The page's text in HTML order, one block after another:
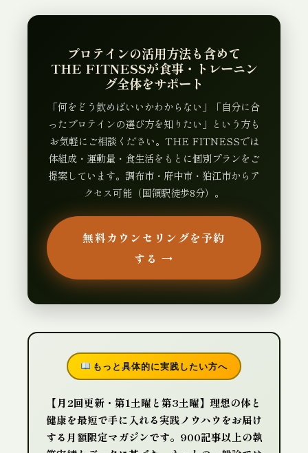
プロテインの活用方法も含めて
THE FITNESSが食事・トレーニン
グ全体をサポート
「何をどう飲めばいいかわからない」「自分に合
ったプロテインの選び方を知りたい」という方も
お気軽にご相談ください。THE FITNESSでは
体組成・運動量・食生活をもとに個別プランをご
提案しています。調布市・府中市・狛江市からア
クセス可能（国領駅徒歩8分）。
無料カウンセリングを予約
する →
もっと具体的に実践したい方へ
【月2回更新・第1土曜と第3土曜】理想の体と
健康を最短で手に入れる実践ノウハウをお届け
する月額限定マガジンです。900記事以上の執